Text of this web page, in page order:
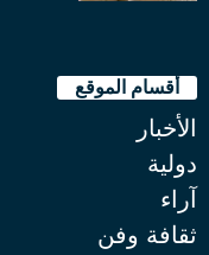
أقسام الموقع
الأخبار
دولية
آراء
ثقافة وفن